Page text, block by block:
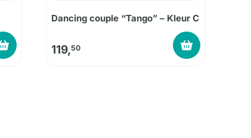
Dancing couple “Tango” – Kleur C
119,50